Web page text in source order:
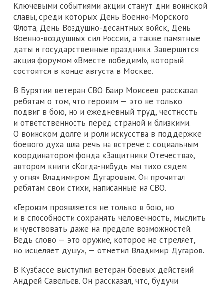
Ключевыми событиями акции станут дни воинской
славы, среди которых День Военно-Морского
Флота, День Воздушно-десантных войск, День
Военно-воздушных сил России, а также памятные
даты и государственные праздники. Завершится
акция форумом «Вместе победим!», который
состоится в конце августа в Москве.
В Бурятии ветеран СВО Баир Моисеев рассказал
ребятам о том, что героизм — это не только
подвиг в бою, но и ежедневный труд, честность
и ответственность перед страной и близкими.
О воинском долге и роли искусства в поддержке
боевого духа шла речь на встрече с социальным
координатором фонда «Защитники Отечества»,
автором книги «Когда-нибудь мы тихо сядем
у огня» Владимиром Дугаровым. Он прочитал
ребятам свои стихи, написанные на СВО.
«Героизм проявляется не только в бою, но
и в способности сохранять человечность, мыслить
и чувствовать даже на пределе возможностей.
Ведь слово — это оружие, которое не стреляет,
но исцеляет душу», — отметил Владимир Дугаров.
В Кузбассе выступил ветеран боевых действий
Андрей Савельев. Он рассказал, что, будучи